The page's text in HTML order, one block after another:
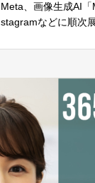
Meta、画像生成AI
stagramなどに順次